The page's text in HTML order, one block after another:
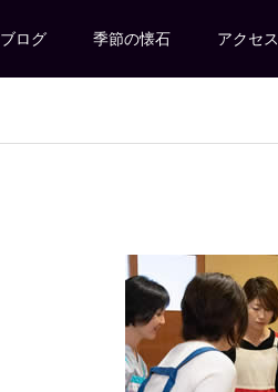
ブログ 季節の懐石 アクセス